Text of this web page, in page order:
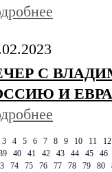
С
И
3 4 5 6 7 8 9 10 11
12
40 41 42 43 44 45
46
74 75 76 77 78 79 80